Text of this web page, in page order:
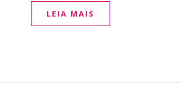
LEIA MAIS